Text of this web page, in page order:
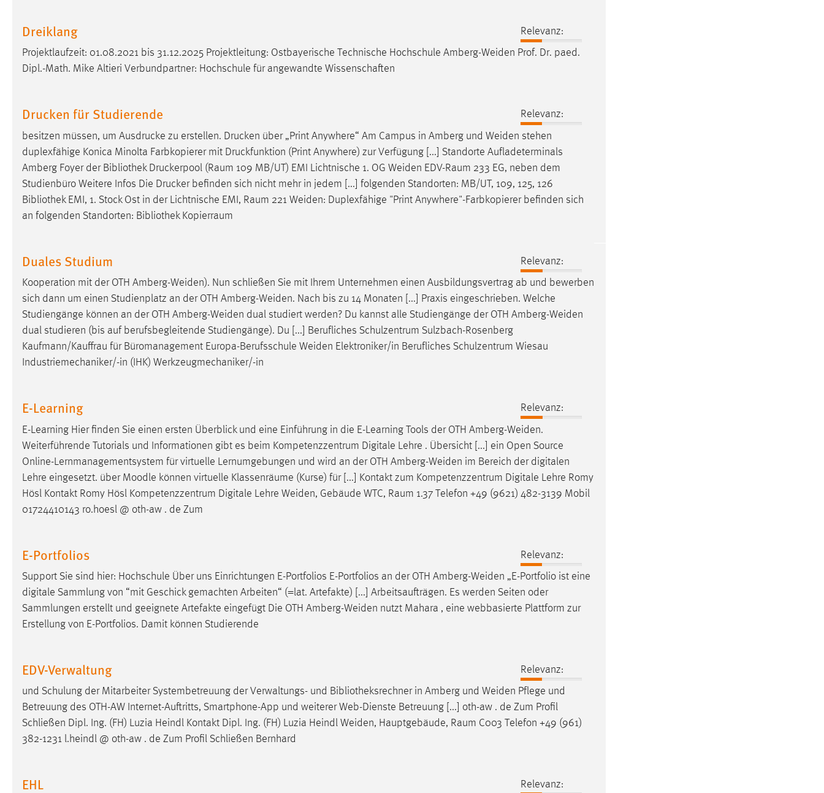
Dreiklang
Relevanz:
Projektlaufzeit: 01.08.2021 bis 31.12.2025 Projektleitung: Ostbayerische Technische Hochschule Amberg-Weiden Prof. Dr. paed.
Dipl.-Math. Mike Altieri Verbundpartner: Hochschule für angewandte Wissenschaften
Drucken für Studierende
Relevanz:
besitzen müssen, um Ausdrucke zu erstellen. Drucken über „Print Anywhere“ Am Campus in Amberg und Weiden stehen
duplexfähige Konica Minolta Farbkopierer mit Druckfunktion (Print Anywhere) zur Verfügung [...] Standorte Aufladeterminals
Amberg Foyer der Bibliothek Druckerpool (Raum 109 MB/UT) EMI Lichtnische 1. OG Weiden EDV-Raum 233 EG, neben dem
Studienbüro Weitere Infos Die Drucker befinden sich nicht mehr in jedem [...] folgenden Standorten: MB/UT, 109, 125, 126
Bibliothek EMI, 1. Stock Ost in der Lichtnische EMI, Raum 221 Weiden: Duplexfähige "Print Anywhere"-Farbkopierer befinden sich
an folgenden Standorten: Bibliothek Kopierraum
Duales Studium
Relevanz:
Kooperation mit der OTH Amberg-Weiden). Nun schließen Sie mit Ihrem Unternehmen einen Ausbildungsvertrag ab und bewerben
sich dann um einen Studienplatz an der OTH Amberg-Weiden. Nach bis zu 14 Monaten [...] Praxis eingeschrieben. Welche
Studiengänge können an der OTH Amberg-Weiden dual studiert werden? Du kannst alle Studiengänge der OTH Amberg-Weiden
dual studieren (bis auf berufsbegleitende Studiengänge). Du [...] Berufliches Schulzentrum Sulzbach-Rosenberg
Kaufmann/Kauffrau für Büromanagement Europa-Berufsschule Weiden Elektroniker/in Berufliches Schulzentrum Wiesau
Industriemechaniker/-in (IHK) Werkzeugmechaniker/-in
E-Learning
Relevanz:
E-Learning Hier finden Sie einen ersten Überblick und eine Einführung in die E-Learning Tools der OTH Amberg-Weiden.
Weiterführende Tutorials und Informationen gibt es beim Kompetenzzentrum Digitale Lehre . Übersicht [...] ein Open Source
Online-Lernmanagementsystem für virtuelle Lernumgebungen und wird an der OTH Amberg-Weiden im Bereich der digitalen
Lehre eingesetzt. über Moodle können virtuelle Klassenräume (Kurse) für [...] Kontakt zum Kompetenzzentrum Digitale Lehre Romy
Hösl Kontakt Romy Hösl Kompetenzzentrum Digitale Lehre Weiden, Gebäude WTC, Raum 1.37 Telefon +49 (9621) 482-3139 Mobil
01724410143 ro.hoesl @ oth-aw . de Zum
E-Portfolios
Relevanz:
Support Sie sind hier: Hochschule Über uns Einrichtungen E-Portfolios E-Portfolios an der OTH Amberg-Weiden „E-Portfolio ist eine
digitale Sammlung von “mit Geschick gemachten Arbeiten“ (=lat. Artefakte) [...] Arbeitsaufträgen. Es werden Seiten oder
Sammlungen erstellt und geeignete Artefakte eingefügt Die OTH Amberg-Weiden nutzt Mahara , eine webbasierte Plattform zur
Erstellung von E-Portfolios. Damit können Studierende
EDV-Verwaltung
Relevanz:
und Schulung der Mitarbeiter Systembetreuung der Verwaltungs- und Bibliotheksrechner in Amberg und Weiden Pflege und
Betreuung des OTH-AW Internet-Auftritts, Smartphone-App und weiterer Web-Dienste Betreuung [...] oth-aw . de Zum Profil
Schließen Dipl. Ing. (FH) Luzia Heindl Kontakt Dipl. Ing. (FH) Luzia Heindl Weiden, Hauptgebäude, Raum C003 Telefon +49 (961)
382-1231 l.heindl @ oth-aw . de Zum Profil Schließen Bernhard
EHL Relevanz:
Cookie Laufzeit:
Facebook Pixel
Anbieter: Facebook
Zweck: Conversion-Tracking
Cookie Laufzeit:
EXTERNE MEDIEN
externen Medien Cookies gesetzt.
YouTube
Vimeo